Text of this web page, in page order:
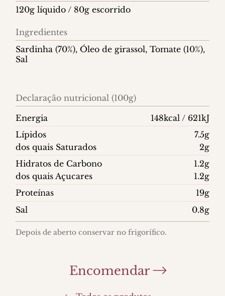
120g líquido / 80g escorrido
Ingredientes
Sardinha (70%), Óleo de girassol, Tomate (10%),
Sal
Declaração nutricional (100g)
Energia
148kcal / 621kJ
Lípidos
7.5g
dos quais Saturados
2g
Hidratos de Carbono
1.2g
dos quais Açucares
1.2g
Proteínas
19g
Sal
0.8g
Depois de aberto conservar no frigorífico.
Encomendar